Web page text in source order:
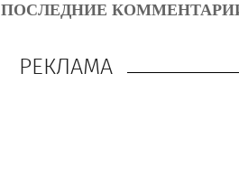
ПОСЛЕДНИЕ
РЕКЛАМА